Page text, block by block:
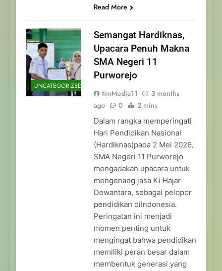
Read More
UNCATEGORIZED
Semangat Hardiknas,
Upacara Penuh Makna
SMA Negeri 11
Purworejo
timMedia11
3 months
ago
0 2 mins
Dalam rangka memperingati
Hari Pendidikan Nasional
(Hardiknas)pada 2 Mei 2026,
SMA Negeri 11 Purworejo
mengadakan upacara untuk
mengenang jasa Ki Hajar
Dewantara, sebagai pelopor
pendidikan diIndonesia.
Peringatan ini menjadi
momen penting untuk
mengingat bahwa pendidikan
memiliki peran besar dalam
membentuk generasi yang